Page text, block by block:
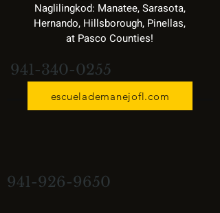
Naglilingkod: Manatee, Sarasota,
Hernando, Hillsborough, Pinellas,
at Pasco Counties!
941-340-0255
escuelademanejofl.com
941-926-9650